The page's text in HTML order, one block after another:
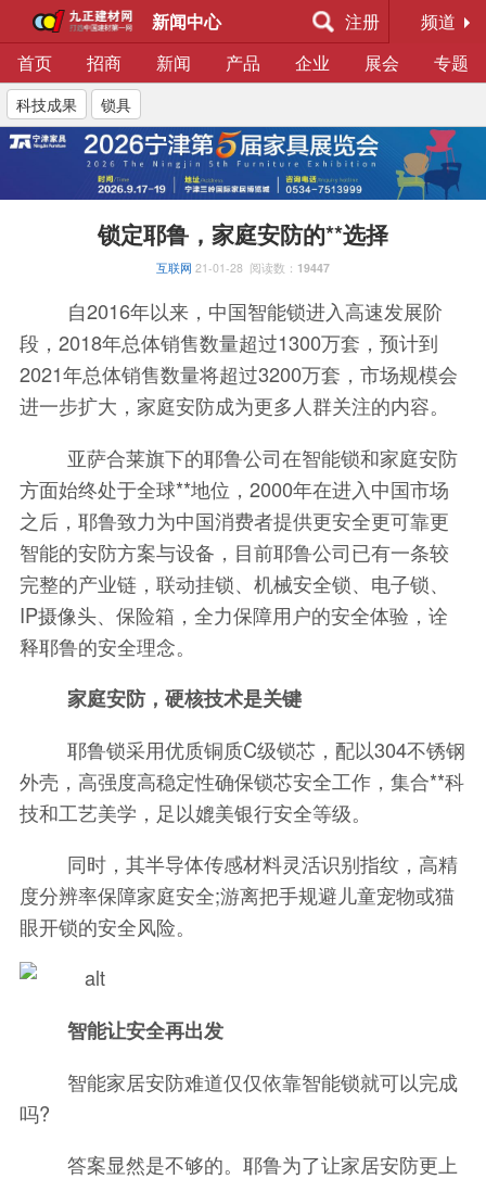
新闻中心 注册
频道
首页
招商 新闻 产品 企业 展会 专题
科技成果 锁具
锁定耶鲁，家庭安防的**选择
互联网 21-01-28 阅读数： 19447
自2016年以来，中国智能锁进入高速发展阶
段，2018年总体销售数量超过1300万套，预计到
2021年总体销售数量将超过3200万套，市场规模会
进一步扩大，家庭安防成为更多人群关注的内容。
亚萨合莱旗下的耶鲁公司在智能锁和家庭安防
方面始终处于全球**地位，2000年在进入中国市场
之后，耶鲁致力为中国消费者提供更安全更可靠更
智能的安防方案与设备，目前耶鲁公司已有一条较
完整的产业链，联动挂锁、机械安全锁、电子锁、
IP摄像头、保险箱，全力保障用户的安全体验，诠
释耶鲁的安全理念。
家庭安防，硬核技术是关键
耶鲁锁采用优质铜质C级锁芯，配以304不锈钢
外壳，高强度高稳定性确保锁芯安全工作，集合**科
技和工艺美学，足以媲美银行安全等级。
同时，其半导体传感材料灵活识别指纹，高精
度分辨率保障家庭安全;游离把手规避儿童宠物或猫
眼开锁的安全风险。
智能让安全再出发
智能家居安防难道仅仅依靠智能锁就可以完成
吗?
答案显然是不够的。耶鲁为了让家居安防更上